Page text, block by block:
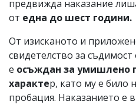
предвижда наказание
от една до шест години.
От изисканото и
свидетелство за
е осъждан за умишлено
характер, като му е било
пробация. Наказанието е